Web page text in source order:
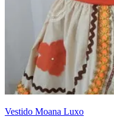
Vestido Moana Luxo